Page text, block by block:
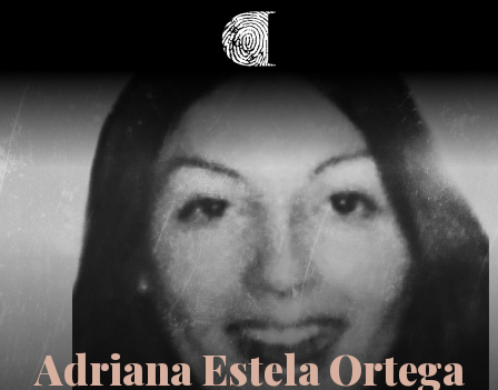
Adriana Estela Ortega